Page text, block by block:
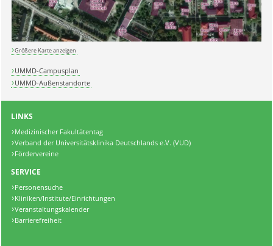
Größere Karte anzeigen
UMMD-Campusplan
UMMD-Außenstandorte
LINKS
Medizinischer Fakultätentag
Verband der Universitätsklinika Deutschlands e.V. (VUD)
Fördervereine
SERVICE
Personensuche
Kliniken/Institute/Einrichtungen
Veranstaltungskalender
Barrierefreiheit